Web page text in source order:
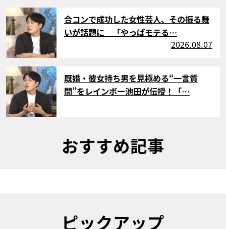
サムネイル
合コンで成功した女性芸人、その振る舞
いが話題に 「やっぱモテる…
2026.08.07
サムネイル
既婚・彼女持ち男を見極める“一言質
問”をレインボー池田が伝授！「…
おすすめ記事
ピックアップ